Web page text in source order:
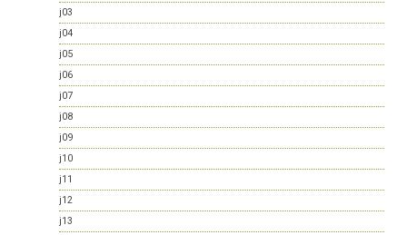
j03
j04
j05
j06
j07
j08
j09
j10
j11
j12
j13